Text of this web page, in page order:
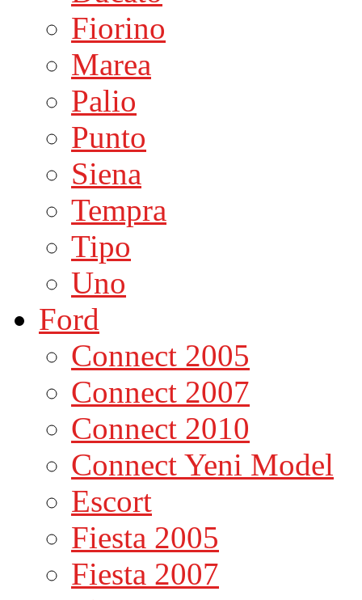
Fiorino
Marea
Palio
Punto
Siena
Tempra
Tipo
Uno
Ford
Connect 2005
Connect 2007
Connect 2010
Connect Yeni Model
Escort
Fiesta 2005
Fiesta 2007